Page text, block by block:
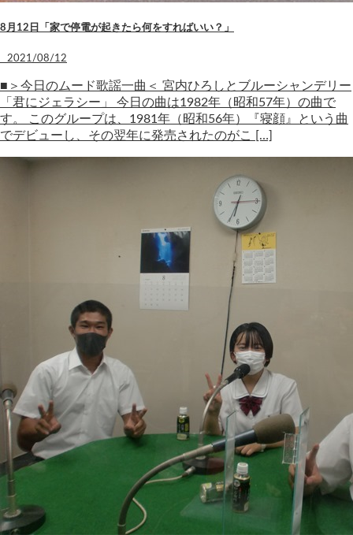
8月12日「家で停電が起きたら何をすればいい？」
2021/08/12
■＞今日のムード歌謡一曲＜ 宮内ひろしとブルーシャンデリー
「君にジェラシー」 今日の曲は1982年（昭和57年）の曲で
す。 このグループは、1981年（昭和56年）『寝顔』という曲
でデビューし、その翌年に発売されたのがこ […]